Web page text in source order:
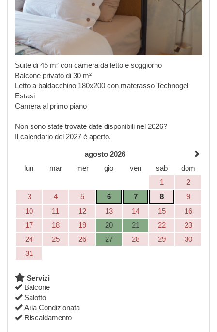
Suite di 45 m² con camera da letto e soggiorno
Balcone privato di 30 m²
Letto a baldacchino 180x200 con materasso Technogel
Estasi
Camera al primo piano
Non sono state trovate date disponibili nel 2026?
Il calendario del 2027 è aperto.
agosto 2026
lun
mar mer gio ven sab
dom
1
2
3
4 5 6 7 8
9
10
11 12 13 14 15
16
17
18 19 20 21 22
23
24
25 26 27 28 29
30
31
Servizi
Balcone
Salotto
Aria Condizionata
Riscaldamento